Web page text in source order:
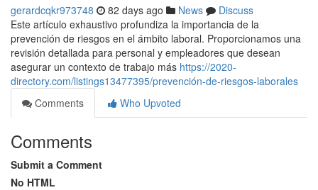
gerardcqkr973748 82 days ago News
Discuss
Este artículo exhaustivo profundiza la importancia de la
prevención de riesgos en el ámbito laboral. Proporcionamos una
revisión detallada para personal y empleadores que desean
asegurar un contexto de trabajo más https://2020-
directory.com/listings13477395/prevención-de-riesgos-laborales
Comments
Who Upvoted
Comments
Submit a Comment
No HTML